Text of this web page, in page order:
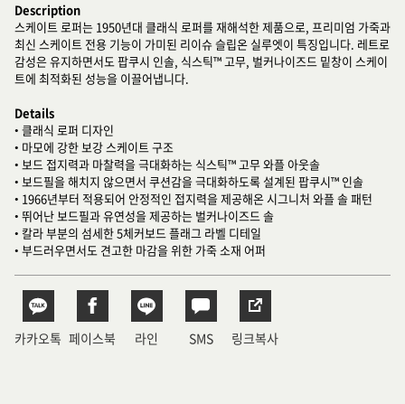
Description
스케이트 로퍼는 1950년대 클래식 로퍼를 재해석한 제품으로, 프리미엄 가죽과
최신 스케이트 전용 기능이 가미된 리이슈 슬립온 실루엣이 특징입니다. 레트로
감성은 유지하면서도 팝쿠시 인솔, 식스틱™ 고무, 벌커나이즈드 밑창이 스케이
트에 최적화된 성능을 이끌어냅니다.
Details
• 클래식 로퍼 디자인
• 마모에 강한 보강 스케이트 구조
• 보드 접지력과 마찰력을 극대화하는 식스틱™ 고무 와플 아웃솔
• 보드필을 해치지 않으면서 쿠션감을 극대화하도록 설계된 팝쿠시™ 인솔
• 1966년부터 적용되어 안정적인 접지력을 제공해온 시그니처 와플 솔 패턴
• 뛰어난 보드필과 유연성을 제공하는 벌커나이즈드 솔
• 칼라 부분의 섬세한 5체커보드 플래그 라벨 디테일
• 부드러우면서도 견고한 마감을 위한 가죽 소재 어퍼
카카오톡 페이스북 라인 SMS 링크복사